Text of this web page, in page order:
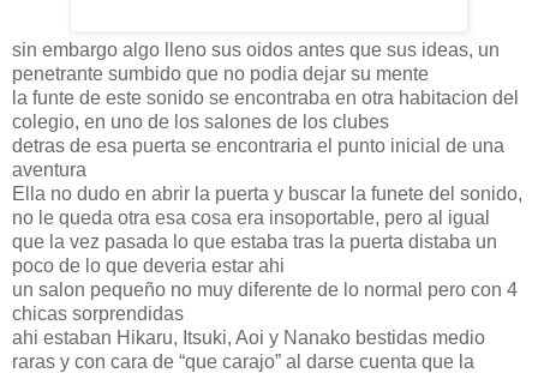
sin embargo algo lleno sus oidos antes que sus ideas, un
penetrante sumbido que no podia dejar su mente
la funte de este sonido se encontraba en otra habitacion del
colegio, en uno de los salones de los clubes
detras de esa puerta se encontraria el punto inicial de una
aventura
Ella no dudo en abrir la puerta y buscar la funete del sonido,
no le queda otra esa cosa era insoportable, pero al igual
que la vez pasada lo que estaba tras la puerta distaba un
poco de lo que deveria estar ahi
un salon pequeño no muy diferente de lo normal pero con 4
chicas sorprendidas
ahi estaban Hikaru, Itsuki, Aoi y Nanako bestidas medio
raras y con cara de “que carajo” al darse cuenta que la